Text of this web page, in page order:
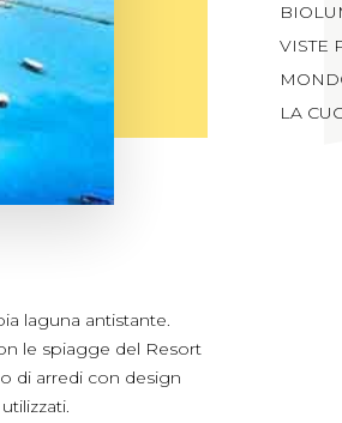
laguna antistante.
le spiagge del Resort
di arredi con design
VISTE
LA